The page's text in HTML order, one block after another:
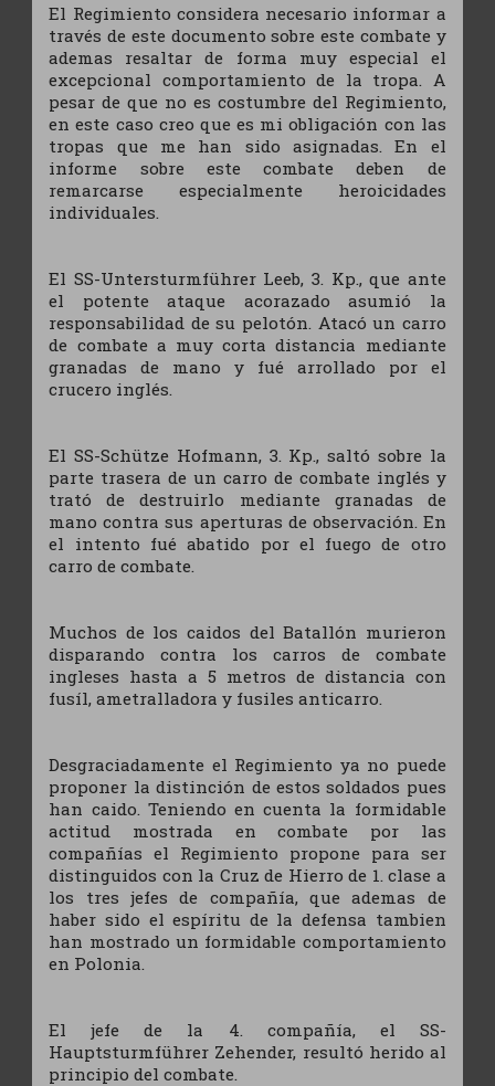
El Regimiento considera necesario informar a
través de este documento sobre este combate y
ademas resaltar de forma muy especial el
excepcional comportamiento de la tropa. A
pesar de que no es costumbre del Regimiento,
en este caso creo que es mi obligación con las
tropas que me han sido asignadas. En el
informe sobre este combate deben de
remarcarse especialmente heroicidades
individuales.
El SS-Untersturmführer Leeb, 3. Kp., que ante
el potente ataque acorazado asumió la
responsabilidad de su pelotón. Atacó un carro
de combate a muy corta distancia mediante
granadas de mano y fué arrollado por el
crucero inglés.
El SS-Schütze Hofmann, 3. Kp., saltó sobre la
parte trasera de un carro de combate inglés y
trató de destruirlo mediante granadas de
mano contra sus aperturas de observación. En
el intento fué abatido por el fuego de otro
carro de combate.
Muchos de los caidos del Batallón murieron
disparando contra los carros de combate
ingleses hasta a 5 metros de distancia con
fusíl, ametralladora y fusiles anticarro.
Desgraciadamente el Regimiento ya no puede
proponer la distinción de estos soldados pues
han caido. Teniendo en cuenta la formidable
actitud mostrada en combate por las
compañías el Regimiento propone para ser
distinguidos con la Cruz de Hierro de 1. clase a
los tres jefes de compañía, que ademas de
haber sido el espíritu de la defensa tambien
han mostrado un formidable comportamiento
en Polonia.
El jefe de la 4. compañía, el SS-
Hauptsturmführer Zehender, resultó herido al
principio del combate.